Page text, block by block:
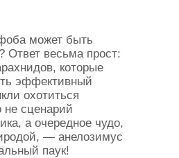
может быть
Ответ весьма прост:
которые
эффективный
охотиться
не сценарий
а очередное чудо,
— анелозимус
паук!